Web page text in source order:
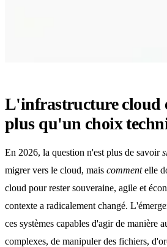
L'infrastructure cloud
plus qu'un choix
En 2026, la question n'est plus de savoir
migrer vers le cloud, mais commentelle
cloud pour rester souveraine, agile et
contexte a radicalement changé.
ces systèmes capables d'agir de manière
complexes, de manipuler des fichiers,